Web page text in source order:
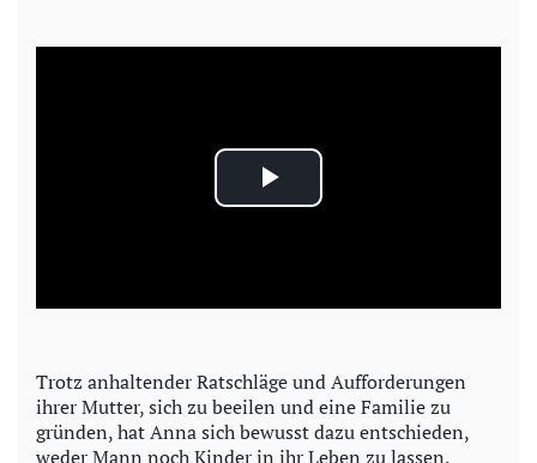
P
a
V
Trotz anhaltender Ratschläge und Aufforderungen
ihrer Mutter, sich zu beeilen und eine Familie zu
gründen, hat Anna sich bewusst dazu entschieden,
weder Mann noch Kinder in ihr Leben zu lassen.